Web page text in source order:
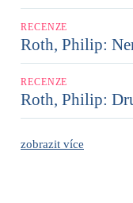
RECENZE
Roth, Philip:
RECENZE
Roth, Philip:
zobrazit více